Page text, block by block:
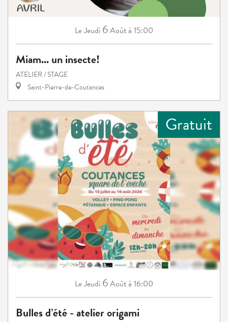
LeJeudi 6Aoûtà 15:00
Miam... un insecte!
ATELIER / STAGE
Saint-Pierre-de-Coutances
Gratuit
LeJeudi 6Aoûtà 16:00
Bulles d’été - atelier origami